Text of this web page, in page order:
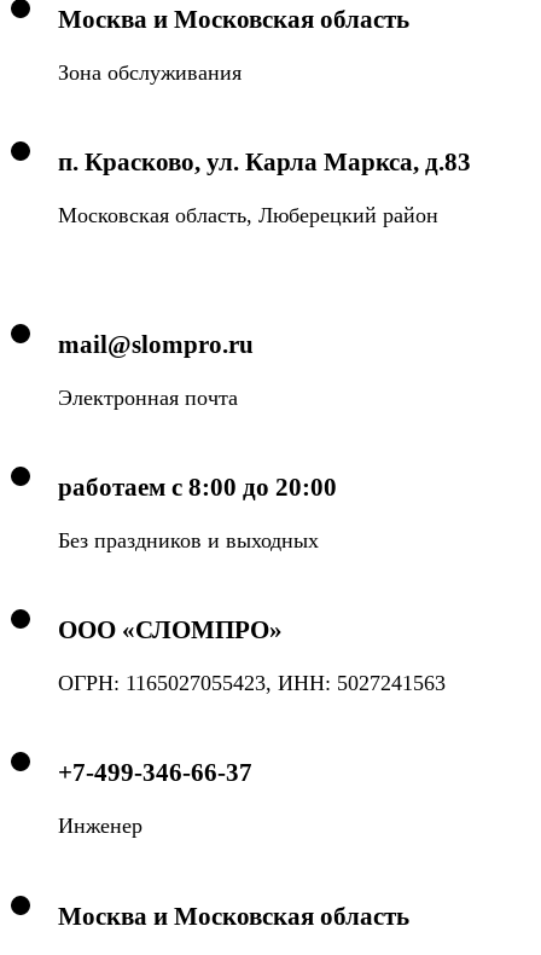
Москва и Московская область
Зона обслуживания
п. Красково, ул. Карла Маркса, д.83
Московская область, Люберецкий район
mail@slompro.ru
Электронная почта
работаем с 8:00 до 20:00
Без праздников и выходных
ООО «СЛОМПРО»
ОГРН: 1165027055423, ИНН: 5027241563
+7-499-346-66-37
Инженер
Москва и Московская область